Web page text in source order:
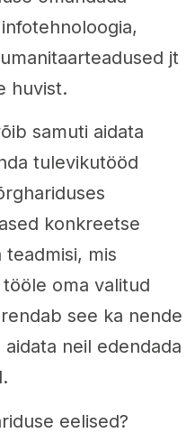
jt
huvist.
samuti aidata
tulevikutööd
konkreetse
teadmisi, mis
oma valitud
see ka nende
neil edendada
eelised?